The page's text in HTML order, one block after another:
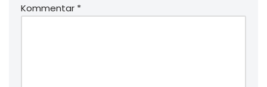
Kommentar *